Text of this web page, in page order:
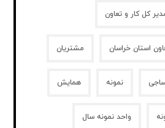
کل کار و تعاون
استان خراسان مشتریان
نمونه همایش
واحد نمونه سال